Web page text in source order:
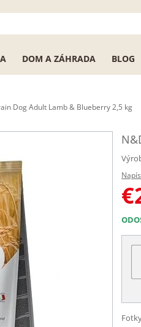
DOM A ZÁHRADA BLOG
Dog Adult Lamb & Blueberry 2,5 kg
€